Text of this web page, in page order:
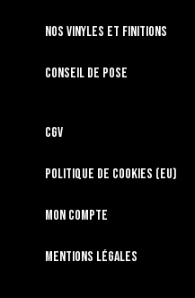
Nos vinyles et finitions
Conseil de pose
CGV
Politique de cookies (EU)
Mon compte
Mentions légales